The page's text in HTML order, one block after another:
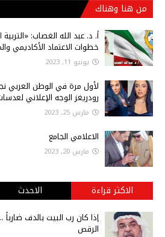
من هنا وهناك
أ‌. د. عبد الله الغصاب:
خطوات الاعتماد الأكاديمي
يونيو 11, 2023
لأول مرة في الوطن العربي
رودريغز الوجه الإعلاني
مارس 25, 2023
الاعلامي الجامع
مارس 20, 2023
الاكثر قراءة الاحدث
إذا كان رب البيت بالدف
الرقص